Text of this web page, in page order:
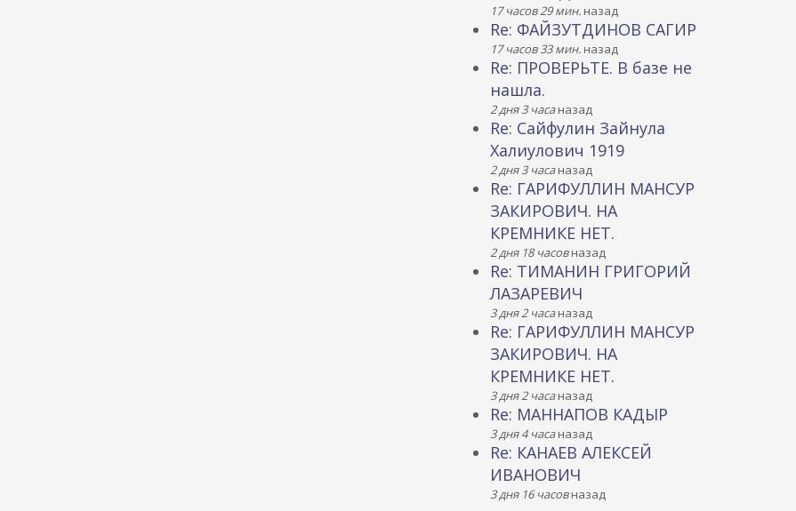
17 часов 29 мин.назад
Re: ФАЙЗУТДИНОВ САГИР
17 часов 33 мин.назад
Re: ПРОВЕРЬТЕ. В базе не
нашла.
2 дня 3 часаназад
Re: Сайфулин Зайнула
Халиулович 1919
2 дня 3 часаназад
Re: ГАРИФУЛЛИН МАНСУР
ЗАКИРОВИЧ. НА
КРЕМНИКЕ НЕТ.
2 дня 18 часовназад
Re: ТИМАНИН ГРИГОРИЙ
ЛАЗАРЕВИЧ
3 дня 2 часаназад
Re: ГАРИФУЛЛИН МАНСУР
ЗАКИРОВИЧ. НА
КРЕМНИКЕ НЕТ.
3 дня 2 часаназад
Re: МАННАПОВ КАДЫР
3 дня 4 часаназад
Re: КАНАЕВ АЛЕКСЕЙ
ИВАНОВИЧ
3 дня 16 часовназад